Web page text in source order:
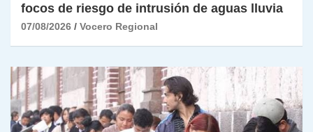
focos de riesgo de intrusión de aguas lluvia
07/08/2026 Vocero Regional